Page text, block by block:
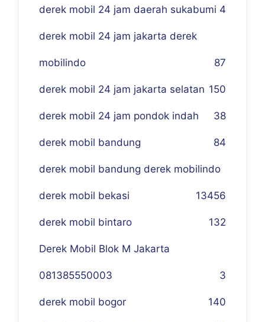
derek mobil 24 jam daerah sukabumi 4
derek mobil 24 jam jakarta derek
mobilindo 87
derek mobil 24 jam jakarta selatan 150
derek mobil 24 jam pondok indah 38
derek mobil bandung 84
derek mobil bandung derek mobilindo
56
derek mobil bekasi 134
derek mobil bintaro 132
Derek Mobil Blok M Jakarta
081385550003 3
derek mobil bogor 140